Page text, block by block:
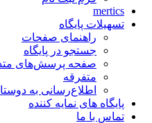
mertics
تسهیلات پایگاه
راهنمای صفحات
جستجو در پایگاه
صفحه پرسش‌های
متفرقه
اطلاع‌رسانی به
پایگاه های نمایه کننده
تماس با ما